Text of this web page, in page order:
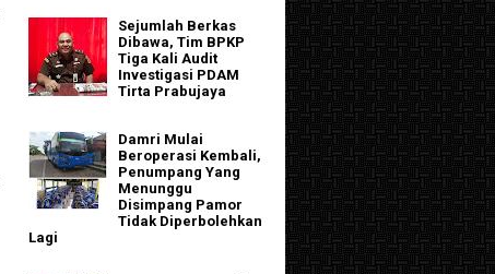
Sejumlah Berkas
Dibawa, Tim BPKP
Tiga Kali Audit
Investigasi PDAM
Tirta Prabujaya
Damri Mulai
Beroperasi Kembali,
Penumpang Yang
Menunggu
Disimpang Pamor
Tidak Diperbolehkan
Lagi